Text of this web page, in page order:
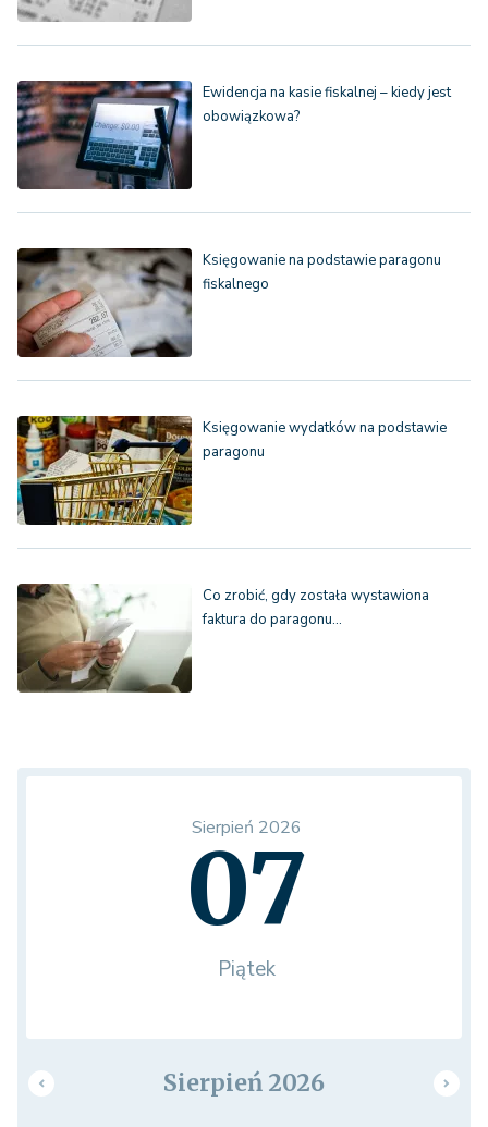
Ewidencja na kasie fiskalnej – kiedy jest
obowiązkowa?
Księgowanie na podstawie paragonu
fiskalnego
Księgowanie wydatków na podstawie
paragonu
Co zrobić, gdy została wystawiona
faktura do paragonu…
Sierpień 2026
07
Piątek
Sierpień 2026